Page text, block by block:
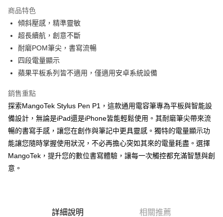
Apple Pay
街口支付
悠遊付
ATM付款
全家取貨付款
每筆NT$65，滿NT$690(含以上)免運費
付款後全家取貨
每筆NT$65，滿NT$690(含以上)免運費
付款後7-11取貨
商品特色
傾斜壓感，精準靈敏
超長續航，創意不斷
耐磨POM筆尖，書寫流暢
四段電量顯示
蘋果平板系列皆不適用，僅適用安卓系統設備
銷售重點
探索MangoTek Stylus Pen P1，這款通用電容筆專為平板與智能設
備設計，無論是iPad還是iPhone皆能輕鬆使用。其耐磨筆尖帶來流
暢的書寫手感，讓您在創作與筆記中更具靈感。獨特的電量顯示功
能讓您隨時掌握使用狀況，不必再擔心突如其來的電量耗盡。選擇
MangoTek，提升您的數位書寫體驗，讓每一次觸控都充滿智慧與創
意。
詳細說明 相關推薦